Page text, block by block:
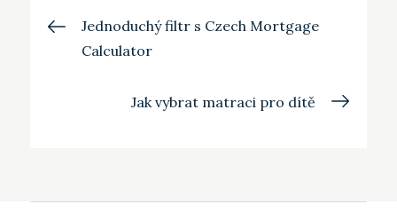
Navigace
pro
příspěvek
Jednoduchý filtr s Czech Mortgage
Calculator
Jak vybrat matraci pro dítě